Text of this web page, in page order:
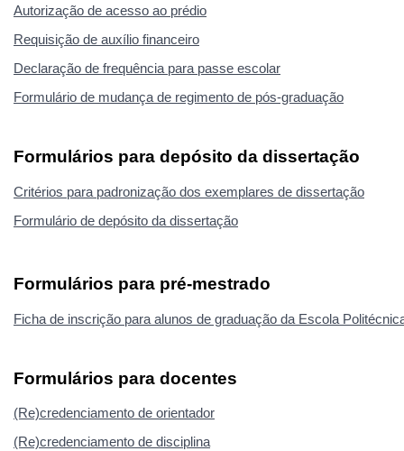
Autorização de acesso ao prédio
Requisição de auxílio financeiro
Declaração de frequência para passe escolar
Formulário de mudança de regimento de pós-graduação
Formulários para depósito da dissertação
Critérios para padronização dos exemplares de dissertação
Formulário de depósito da dissertação
Formulários para pré-mestrado
Ficha de inscrição para alunos de graduação da Escola
Formulários para docentes
(Re)credenciamento de orientador
(Re)credenciamento de disciplina